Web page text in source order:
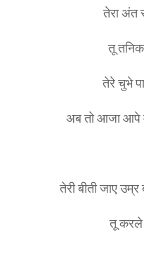
तेरा अंत
तू तनिक
तेरे चुभे
अब तो आजा आपे
तेरी बीती जाए
तू करले